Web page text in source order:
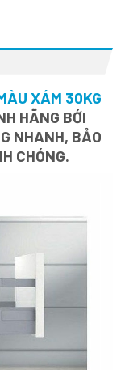
XÁM 30KG
HÃNG BỚI
NHANH, BẢO
CHÓNG.